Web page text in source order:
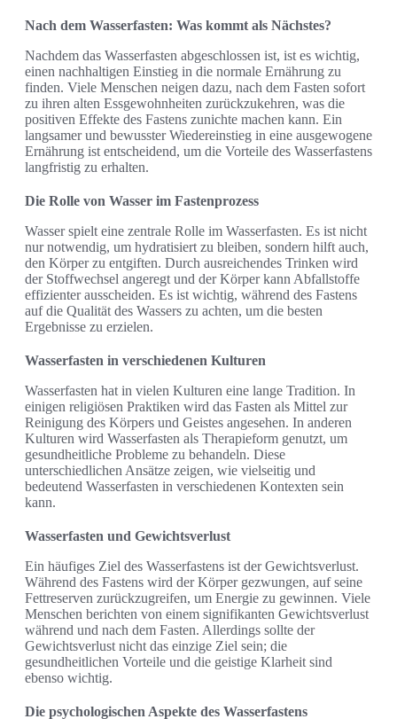
Nach dem Wasserfasten: Was kommt als Nächstes?
Nachdem das Wasserfasten abgeschlossen ist, ist es wichtig,
einen nachhaltigen Einstieg in die normale Ernährung zu
finden. Viele Menschen neigen dazu, nach dem Fasten sofort
zu ihren alten Essgewohnheiten zurückzukehren, was die
positiven Effekte des Fastens zunichte machen kann. Ein
langsamer und bewusster Wiedereinstieg in eine ausgewogene
Ernährung ist entscheidend, um die Vorteile des Wasserfastens
langfristig zu erhalten.
Die Rolle von Wasser im Fastenprozess
Wasser spielt eine zentrale Rolle im Wasserfasten. Es ist nicht
nur notwendig, um hydratisiert zu bleiben, sondern hilft auch,
den Körper zu entgiften. Durch ausreichendes Trinken wird
der Stoffwechsel angeregt und der Körper kann Abfallstoffe
effizienter ausscheiden. Es ist wichtig, während des Fastens
auf die Qualität des Wassers zu achten, um die besten
Ergebnisse zu erzielen.
Wasserfasten in verschiedenen Kulturen
Wasserfasten hat in vielen Kulturen eine lange Tradition. In
einigen religiösen Praktiken wird das Fasten als Mittel zur
Reinigung des Körpers und Geistes angesehen. In anderen
Kulturen wird Wasserfasten als Therapieform genutzt, um
gesundheitliche Probleme zu behandeln. Diese
unterschiedlichen Ansätze zeigen, wie vielseitig und
bedeutend Wasserfasten in verschiedenen Kontexten sein
kann.
Wasserfasten und Gewichtsverlust
Ein häufiges Ziel des Wasserfastens ist der Gewichtsverlust.
Während des Fastens wird der Körper gezwungen, auf seine
Fettreserven zurückzugreifen, um Energie zu gewinnen. Viele
Menschen berichten von einem signifikanten Gewichtsverlust
während und nach dem Fasten. Allerdings sollte der
Gewichtsverlust nicht das einzige Ziel sein; die
gesundheitlichen Vorteile und die geistige Klarheit sind
ebenso wichtig.
Die psychologischen Aspekte des Wasserfastens